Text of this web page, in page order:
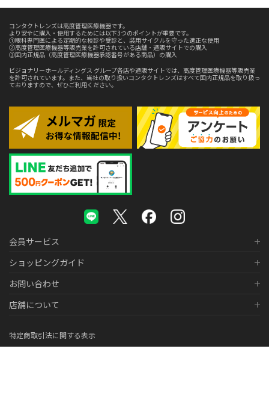
コンタクトレンズは高度管理医療機器です。
より安全に購入・使用するためには以下3つのポイントが重要です。
①眼科専門医による定期的な検診や受診と、装用サイクルを守った適正な使用
②高度管理医療機器等販売業を許可されている店舗・通販サイトでの購入
③国内正規品（高度管理医療機器承認番号がある商品）の購入
ビジョナリーホールディングス グループ各店や通販サイトでは、高度管理医療機器等販売業
を許可されています。また、当社の取り扱いコンタクトレンズはすべて国内正規品を取り扱っ
ておりますので、ぜひご利用ください。
会員サービス
ショッピングガイド
お問い合わせ
店舗について
特定商取引法に関する表示